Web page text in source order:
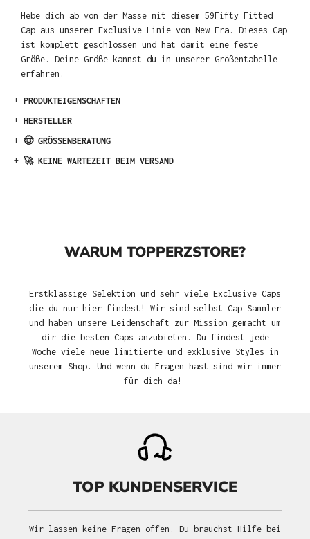
Hebe dich ab von der Masse mit diesem 59Fifty Fitted
Cap aus unserer Exclusive Linie von New Era. Dieses Cap
ist komplett geschlossen und hat damit eine feste
Größe. Deine Größe kannst du in unserer Größentabelle
erfahren.
+ PRODUKTEIGENSCHAFTEN
+ HERSTELLER
+ 🤠 GRÖSSENBERATUNG
+ 🚀 KEINE WARTEZEIT BEIM VERSAND
WARUM TOPPERZSTORE?
Erstklassige Selektion und sehr viele Exclusive Caps
die du nur hier findest! Wir sind selbst Cap Sammler
und haben unsere Leidenschaft zur Mission gemacht um
dir die besten Caps anzubieten. Du findest jede
Woche viele neue limitierte und exklusive Styles in
unserem Shop. Und wenn du Fragen hast sind wir immer
für dich da!
TOP KUNDENSERVICE
Wir lassen keine Fragen offen. Du brauchst Hilfe bei